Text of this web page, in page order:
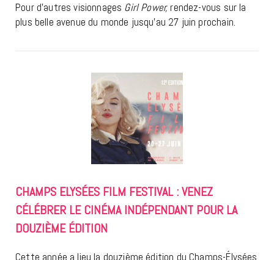
Pour d’autres visionnages Girl Power, rendez-vous sur la
plus belle avenue du monde jusqu’au 27 juin prochain.
CHAMPS ELYSÉES FILM FESTIVAL : VENEZ
CÉLÉBRER LE CINÉMA INDÉPENDANT POUR LA
DOUZIÈME ÉDITION
Cette année a lieu la douzième édition du Champs-Élysées